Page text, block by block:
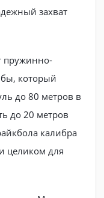
захват
пружинно-
который
до 80 метров в
до 20 метров
калибра
целиком для